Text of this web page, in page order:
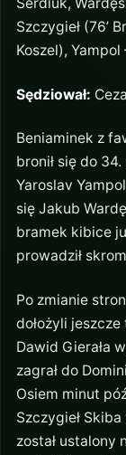
Szczygieł (76’
Koszel), Yampol
Sędziował:
Beniaminek z
bronił się do
Yaroslav
się Jakub
bramek kibice
prowadził
Po zmianie
dołożyli
Dawid Gierała
zagrał do
Osiem minut
Szczygieł
został ustalony